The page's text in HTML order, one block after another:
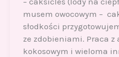
musem owocowym –
słodkości
ze zdobieniami. Praca
kokosowym i wieloma